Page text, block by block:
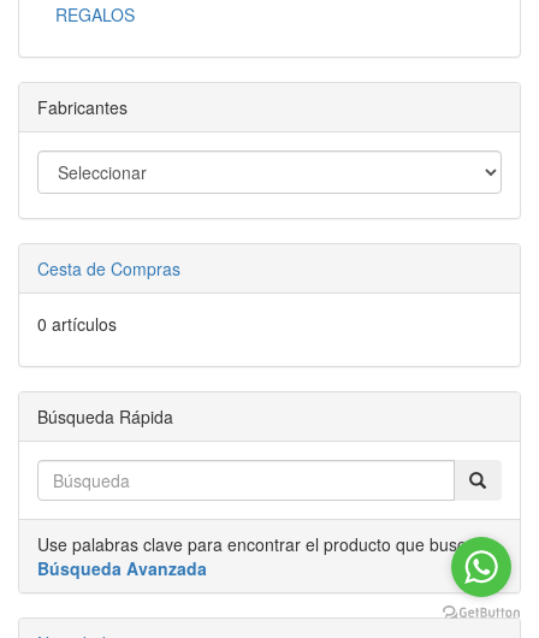
REGALOS
Fabricantes
Cesta de Compras
0 artículos
Búsqueda Rápida
Use palabras clave para encontrar el producto que busca.
Búsqueda Avanzada